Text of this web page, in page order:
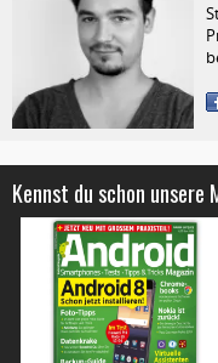
Kennst du schon unsere